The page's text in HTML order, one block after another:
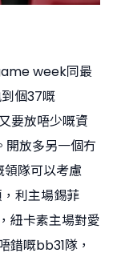
week同最
個37嘅
要放唔少嘅資
放多另一個冇
隊可以考慮
利主場錫菲
紐卡素主場對愛
錯嘅bb31隊，